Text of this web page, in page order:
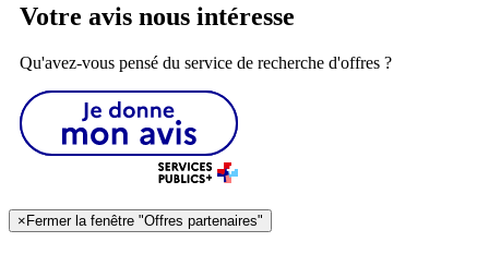
Votre avis nous intéresse
Qu'avez-vous pensé du service de recherche d'offres ?
×Fermer la fenêtre "Offres partenaires"